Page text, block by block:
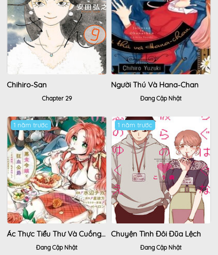
Chihiro-San
Chapter 29
Người Thú Và Hana-Chan
Đang Cập Nhật
1 năm trước
Ác Thực Tiểu Thư Và Cuồng Huyết Công Tước (Akujiki Reijou To Kyouketsu Koushaku)
Đang Cập Nhật
1 năm trước
Chuyện Tình Đôi Đũa Lệch
Đang Cập Nhật